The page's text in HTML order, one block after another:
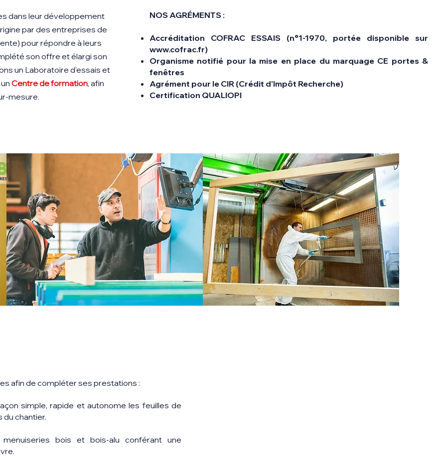
dans leur développement
par des entreprises de
pour répondre à leurs
son offre et élargi son
un Laboratoire d'essais et
Centre de formation, afin
mesure.
NOS AGRÉMENTS :
Accréditation COFRAC ESSAIS (n°1-1970, portée disponible sur
www.cofrac.fr)
Organisme notifié pour la mise en place du marquage CE portes &
fenêtres
Agrément pour le CIR (Crédit d'Impôt Recherche)
Certification QUALIOPI
afin de compléter ses prestations :
simple, rapide et autonome les feuilles de
chantier.
bois et bois-alu conférant une